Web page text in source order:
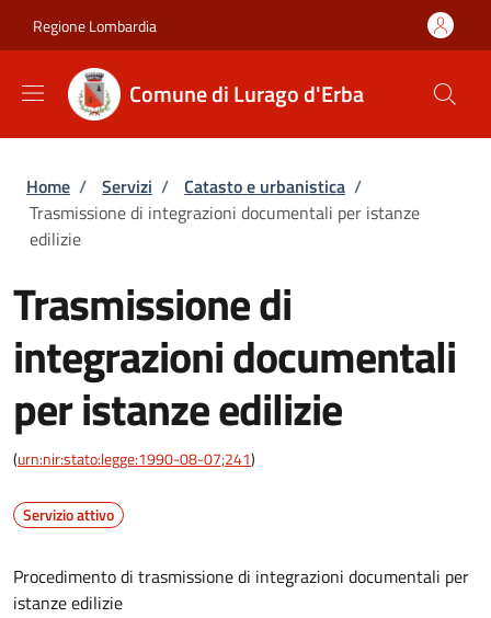
Regione Lombardia
Comune di Lurago d'Erba
Briciole di pane
Home / Servizi / Catasto e urbanistica /
Trasmissione di integrazioni documentali per istanze
edilizie
Trasmissione di
integrazioni documentali
per istanze edilizie
(urn:nir:stato:legge:1990-08-07;241)
Servizio attivo
Procedimento di trasmissione di integrazioni documentali per
istanze edilizie